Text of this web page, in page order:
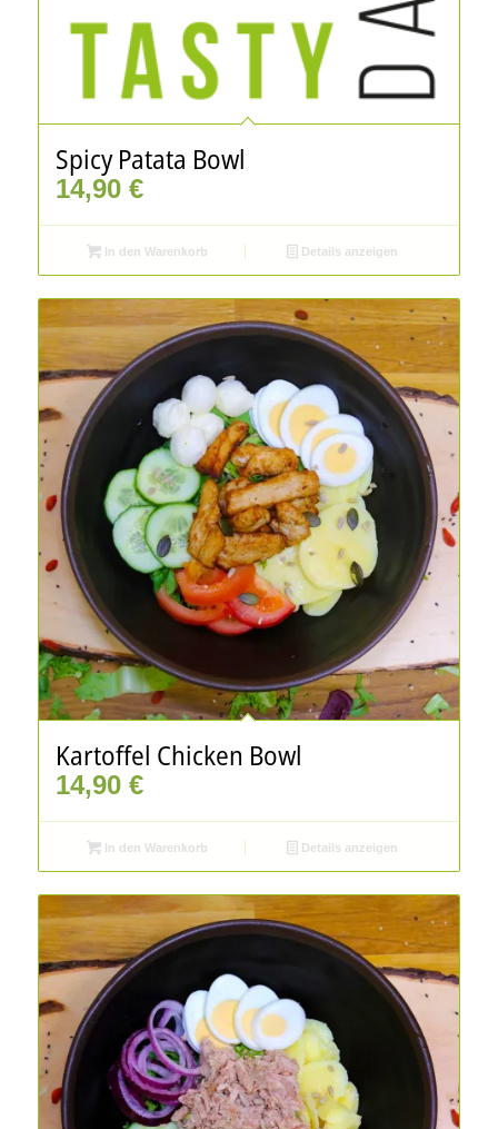
Spicy Patata Bowl
14,90 €
In den Warenkorb Details anzeigen
Kartoffel Chicken Bowl
14,90 €
In den Warenkorb Details anzeigen